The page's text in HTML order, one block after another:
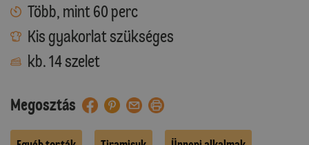
Több, mint 60 perc
Kis gyakorlat szükséges
kb. 14 szelet
Megosztás